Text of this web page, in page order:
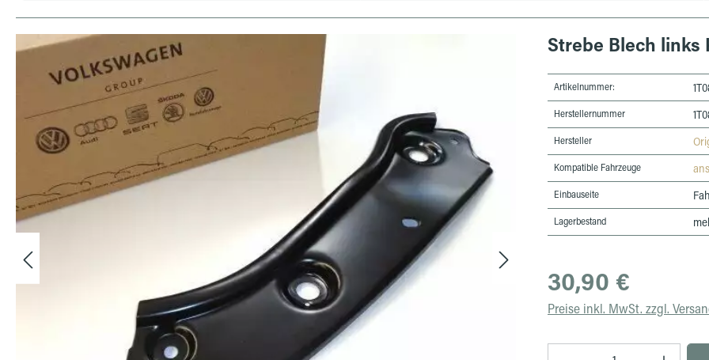
Bildergalerie überspringen Strebe Blech links
Artikelnummer:
Herstellernummer
Hersteller
Kompatible Fahrzeuge
Einbauseite
Lagerbestand
Regulärer Preis:
30,90 €
Preise inkl. MwSt. zzgl.